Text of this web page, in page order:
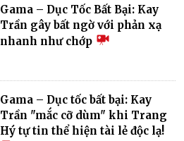
Gama – Dục Tốc Bất Bại: Kay
Trần gây bất ngờ với phản xạ
nhanh như chớp
Gama – Dục tốc bất bại: Kay
Trần "mắc cỡ dùm" khi Trang
Hý tự tin thể hiện tài lẻ độc lạ!